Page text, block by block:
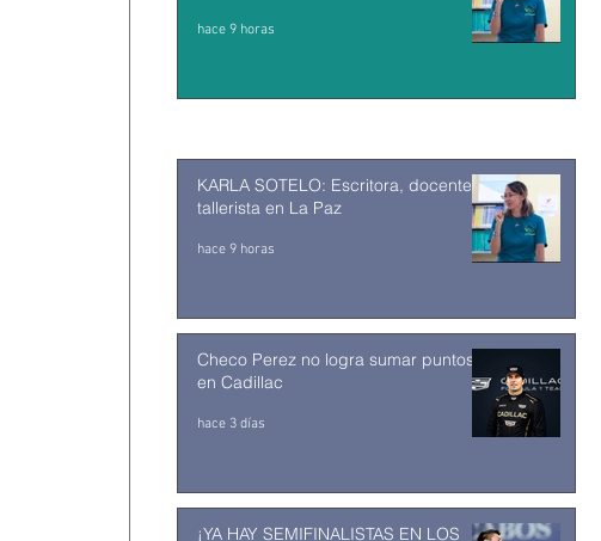
hace 9 horas
KARLA SOTELO: Escritora, docente y
tallerista en La Paz
hace 9 horas
Checo Perez no logra sumar puntos
en Cadillac
hace 3 días
¡YA HAY SEMIFINALISTAS EN LOS